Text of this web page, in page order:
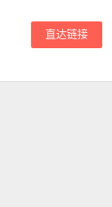
直达链接